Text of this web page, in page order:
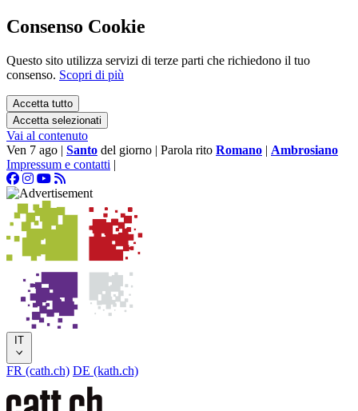
Consenso Cookie
Questo sito utilizza servizi di terze parti che richiedono il tuo
consenso. Scopri di più
Accetta tutto
Accetta selezionati
Vai al contenuto
Ven 7 ago | Santo del giorno | Parola rito Romano | Ambrosiano
Impressum e contatti |
IT
FR (cath.ch) DE (kath.ch)